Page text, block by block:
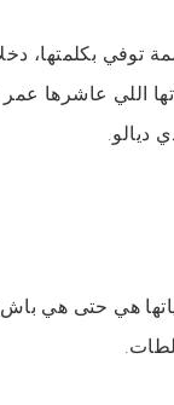
بكلمتها،
اللي عاشرها عمر
ديالو.
هي حتى هي